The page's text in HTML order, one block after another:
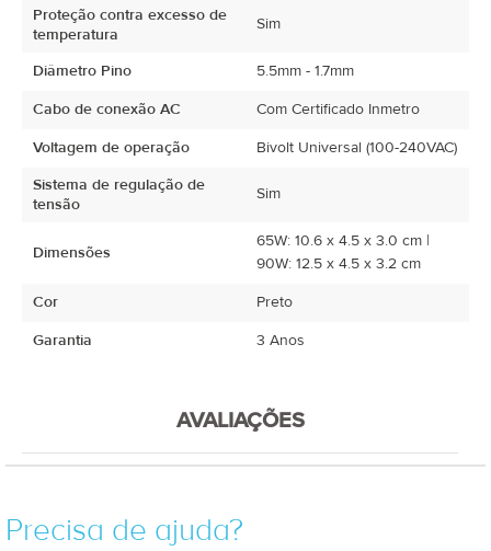
Proteção contra excesso de
temperatura
Sim
Diâmetro Pino
5.5mm - 1.7mm
Cabo de conexão AC
Com Certificado Inmetro
Voltagem de operação
Bivolt Universal (100-240VAC)
Sistema de regulação de
tensão
Sim
Dimensões
65W: 10.6 x 4.5 x 3.0 cm |
90W: 12.5 x 4.5 x 3.2 cm
Cor
Preto
Garantia
3 Anos
AVALIAÇÕES
Precisa de ajuda?